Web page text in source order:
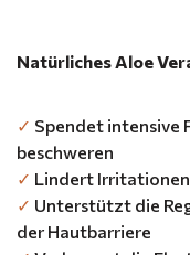
Natürliches Aloe
✓ Spendet intensive
beschweren
✓ Lindert
✓ Unterstützt die
der Hautbarriere